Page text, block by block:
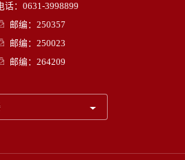
话：0631-3998899
邮编：250357
邮编：250023
邮编：264209